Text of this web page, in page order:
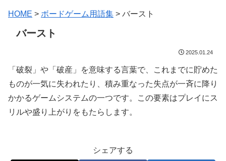
HOME > ボードゲーム用語集 > バースト
バースト
2025.01.24
「破裂」や「破産」を意味する言葉で、これまでに貯めた
ものが一気に失われたり、積み重なった失点が一斉に降り
かかるゲームシステムの一つです。この要素はプレイにス
リルや盛り上がりをもたらします。
シェアする